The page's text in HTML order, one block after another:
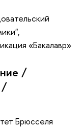
«Бакалавр»
/
/
Брюсселя